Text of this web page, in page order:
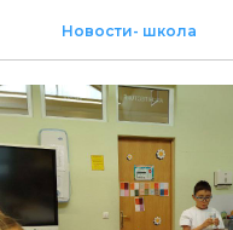
Новости- школа